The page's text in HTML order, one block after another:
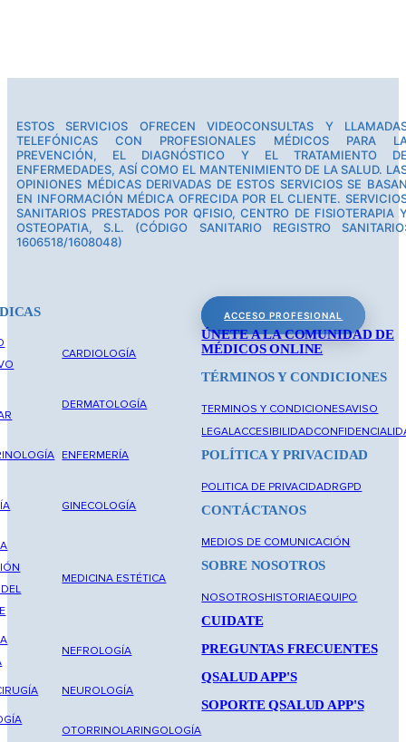
ESTOS SERVICIOS OFRECEN VIDEOCONSULTAS Y
TELEFÓNICAS CON PROFESIONALES MÉDICOS PARA
PREVENCIÓN, EL DIAGNÓSTICO Y EL TRATAMIENTO
ENFERMEDADES, ASÍ COMO EL MANTENIMIENTO DE LA SALUD.
OPINIONES MÉDICAS DERIVADAS DE ESTOS SERVICIOS SE
EN INFORMACIÓN MÉDICA OFRECIDA POR EL CLIENTE.
SANITARIOS PRESTADOS POR QFISIO, CENTRO DE FISIOTERAPIA
OSTEOPATIA, S.L. (CÓDIGO SANITARIO REGISTRO
1606518/1608048)
CARDIOLOGÍA
DERMATOLOGÍA
ENFERMERÍA
GINECOLOGÍA
MEDICINA ESTÉTICA
NEFROLOGÍA
NEUROLOGÍA
OTORRINOLARINGOLOGÍA
ACCESO PROFESIONAL
ÚNETE A LA COMUNIDAD DE
MÉDICOS ONLINE
TÉRMINOS Y CONDICIONES
TERMINOS Y CONDICIONESAVISO
LEGALACCESIBILIDAD
POLÍTICA Y PRIVACIDAD
POLITICA DE PRIVACIDADRGPD
CONTÁCTANOS
MEDIOS DE COMUNICACIÓN
SOBRE NOSOTROS
NOSOTROSHISTORIAEQUIPO
CUIDATE
PREGUNTAS FRECUENTES
QSALUD APP'S
SOPORTE QSALUD APP'S